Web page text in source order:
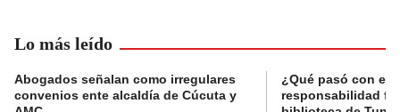
Lo más leído
Abogados señalan como irregulares
convenios ente alcaldía de Cúcuta y
¿Qué pasó con el
responsabilidad